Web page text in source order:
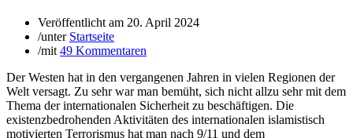
Veröffentlicht am 20. April 2024
/unter Startseite
/mit 49 Kommentaren
Der Westen hat in den vergangenen Jahren in vielen Regionen der
Welt versagt. Zu sehr war man bemüht, sich nicht allzu sehr mit dem
Thema der internationalen Sicherheit zu beschäftigen. Die
existenzbedrohenden Aktivitäten des internationalen islamistisch
motivierten Terrorismus hat man nach 9/11 und dem